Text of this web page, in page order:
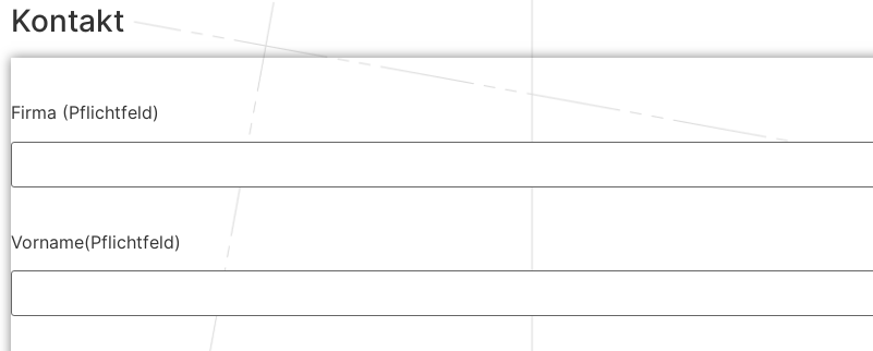
Kontakt
Firma (Pflichtfeld)
Vorname(Pflichtfeld)